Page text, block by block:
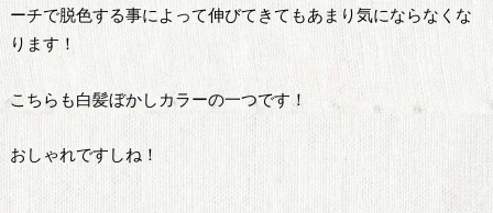
ーチで脱色する事によって伸びてきてもあまり気にならなくな
ります！
こちらも白髪ぼかしカラーの一つです！
おしゃれですしね！